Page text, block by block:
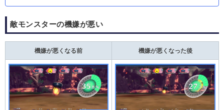
敵モンスターの機嫌が悪い
機嫌が悪くなる前 機嫌が悪くなった後